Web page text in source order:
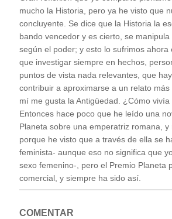
mucho la Historia, pero ya he visto que
concluyente. Se dice que la Historia la
bando vencedor y es cierto, se
según el poder; y esto lo sufrimos ahora
que investigar siempre en hechos,
puntos de vista nada relevantes, que
contribuir a aproximarse a un relato más
mí me gusta la Antigüedad. ¿Cómo
Entonces hace poco que he leído una
Planeta sobre una emperatriz romana, y
porque he visto que a través de ella se
feminista- aunque eso no significa que
sexo femenino-, pero el Premio Planeta
comercial, y siempre ha sido así.
COMENTAR